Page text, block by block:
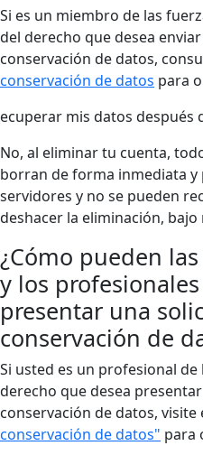
Si es un miembro de las
del derecho que desea
conservación de datos,
conservación de datos para
ecuperar mis datos después
No, al eliminar tu cuenta,
borran de forma inmediata
servidores y no se pueden
deshacer la eliminación,
¿Cómo pueden
y los
presentar una
conservación de
Si usted es un profesional
derecho que desea
conservación de datos, visite
conservación de datos" para